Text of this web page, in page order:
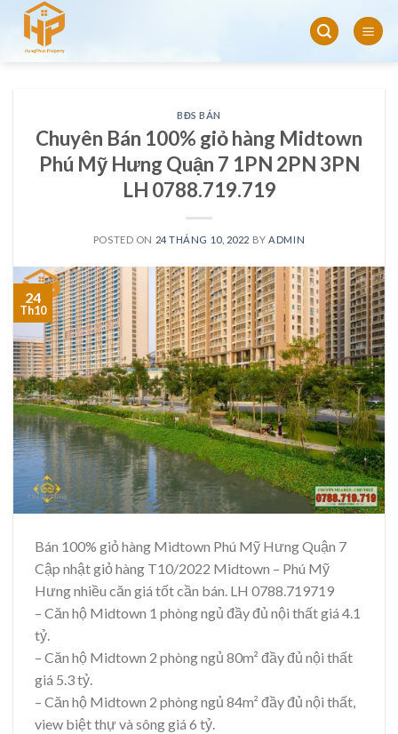
Skip
content
BĐS BÁN
Chuyên Bán 100% giỏ hàng Midtown
Phú Mỹ Hưng Quận 7 1PN 2PN 3PN
LH 0788.719.719
POSTED ON 24 THÁNG 10, 2022 BY ADMIN
24
Th10
Bán 100% giỏ hàng Midtown Phú Mỹ Hưng Quận 7
Cập nhật giỏ hàng T10/2022 Midtown – Phú Mỹ
Hưng nhiều căn giá tốt cần bán. LH 0788.719719
– Căn hộ Midtown 1 phòng ngủ đầy đủ nội thất giá 4.1
tỷ.
– Căn hộ Midtown 2 phòng ngủ 80m² đầy đủ nội thất
giá 5.3 tỷ.
– Căn hộ Midtown 2 phòng ngủ 84m² đầy đủ nội thất,
view biệt thự và sông giá 6 tỷ.